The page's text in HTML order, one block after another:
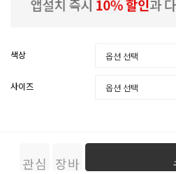
색상
사이즈
관심
장바